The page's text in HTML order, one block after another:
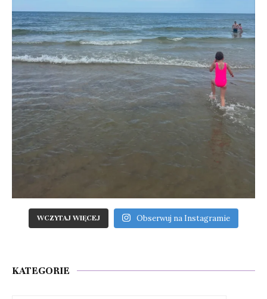
WCZYTAJ WIĘCEJ Obserwuj na Instagramie
KATEGORIE